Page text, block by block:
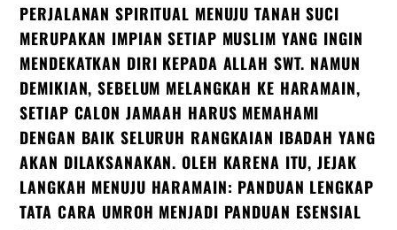
PERJALANAN SPIRITUAL MENUJU TANAH SUCI
MERUPAKAN IMPIAN SETIAP MUSLIM YANG INGIN
MENDEKATKAN DIRI KEPADA ALLAH SWT. NAMUN
DEMIKIAN, SEBELUM MELANGKAH KE HARAMAIN,
SETIAP CALON JAMAAH HARUS MEMAHAMI
DENGAN BAIK SELURUH RANGKAIAN IBADAH YANG
AKAN DILAKSANAKAN. OLEH KARENA ITU, JEJAK
LANGKAH MENUJU HARAMAIN: PANDUAN LENGKAP
TATA CARA UMROH MENJADI PANDUAN ESENSIAL